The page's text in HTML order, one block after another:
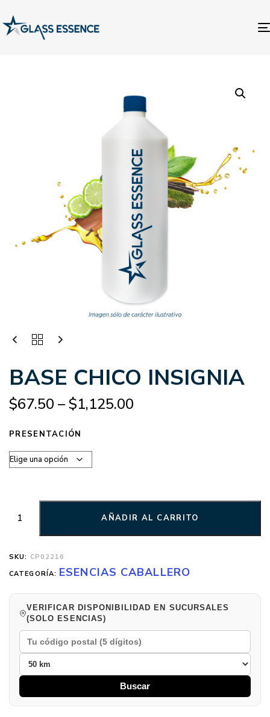
BASE CHICO INSIGNIA
$67.50 –$1,125.00
PRESENTACIÓN
AÑADIR AL CARRITO
SKU: CP02216
CATEGORÍA: ESENCIAS CABALLERO
VERIFICAR DISPONIBILIDAD EN SUCURSALES
(SOLO ESENCIAS)
Buscar